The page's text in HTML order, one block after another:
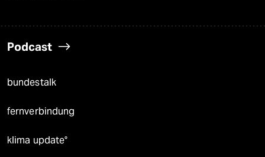
Podcast
bundestalk
fernverbindung
klima update°